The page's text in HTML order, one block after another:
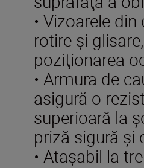
• Vizoarele
rotire şi
poziţionarea
• Armura de
asigură o
superioară la
priză sigură şi
• Atașabil la